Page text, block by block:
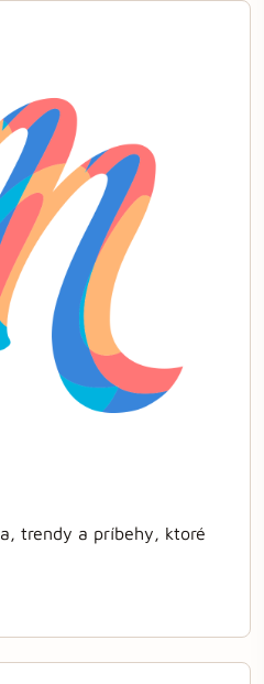
trendy a príbehy, ktoré